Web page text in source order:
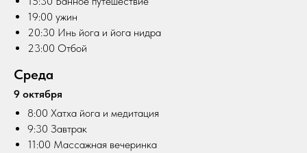
19:00 ужин
20:30 Инь йога и йога нидра
23:00 Отбой
Среда
9 октября
8:00 Хатха йога и медитация
9:30 Завтрак
11:00 Массажная вечеринка